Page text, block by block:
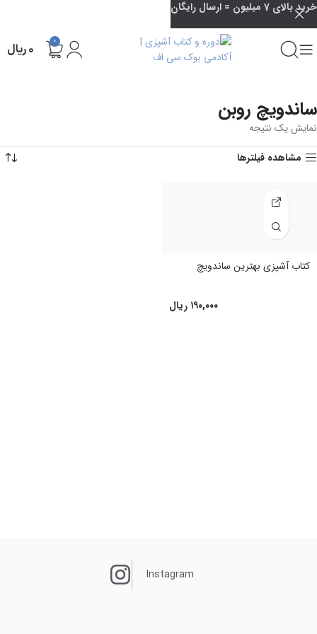
0 ۰ریال
ساندویچ روبن
نمایش یک نتیجه
مشاهده فیلترها
کتاب آشپزی بهترین ساندویچ
۱۹۰,۰۰۰ ریال
Instagram
خرید بالای 7 میلیون = ارسال رایگان